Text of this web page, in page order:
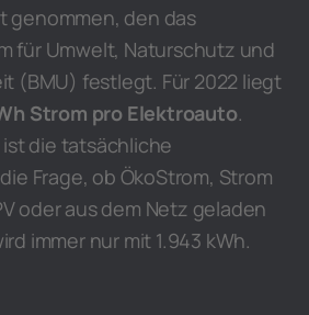
genommen, den das
für Umwelt, Naturschutz und
(BMU) festlegt. Für 2022 liegt
Strom pro Elektroauto.
die tatsächliche
Frage, ob ÖkoStrom, Strom
oder aus dem Netz geladen
immer nur mit 1.943 kWh.